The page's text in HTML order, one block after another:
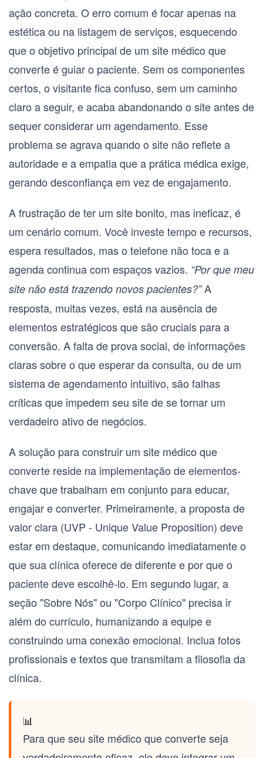
ação concreta. O erro comum é focar apenas na
estética ou na listagem de serviços, esquecendo
que o objetivo principal de um site médico que
converteé guiar o paciente. Sem os componentes
certos, o visitante fica confuso, sem um caminho
claro a seguir, e acaba abandonando o site antes de
sequer considerar um agendamento. Esse
problema se agrava quando o site não reflete a
autoridade e a empatia que a prática médica exige,
gerando desconfiança em vez de engajamento.
A frustração de ter um site bonito, mas ineficaz, é
um cenário comum. Você investe tempo e recursos,
espera resultados, mas o telefone não toca e a
agenda continua com espaços vazios. “Por que meu
site não está trazendo novos pacientes?”A
resposta, muitas vezes, está na ausência de
elementos estratégicos que são cruciais para a
conversão. A falta de prova social, de informações
claras sobre o que esperar da consulta, ou de um
sistema de agendamento intuitivo, são falhas
críticas que impedem seu site de se tornar um
verdadeiro ativo de negócios.
A solução para construir um site médico que
converte reside na implementação de elementos-
chave que trabalham em conjunto para educar,
engajar e converter. Primeiramente, a proposta de
valor clara (UVP - Unique Value Proposition) deve
estar em destaque, comunicando imediatamente o
que sua clínica oferece de diferente e por que o
paciente deve escolhê-lo. Em segundo lugar, a
seção "Sobre Nós" ou "Corpo Clínico" precisa ir
além do currículo, humanizando a equipe e
construindo uma conexão emocional. Inclua fotos
profissionais e textos que transmitam a filosofia da
clínica.
📊
Para que seu site médico que converteseja